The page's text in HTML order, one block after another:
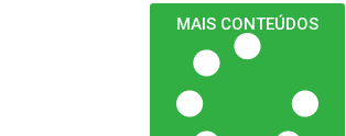
MAIS CONTEÚDOS